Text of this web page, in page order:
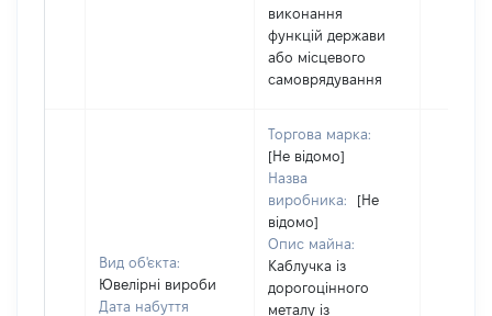
виконання
функцій держави
або місцевого
самоврядування
Вид об'єкта:
Ювелірні вироби
Дата набуття
Торгова марка:
[Не відомо]
Назва
виробника:
[Не
відомо]
Опис майна:
Каблучка із
дорогоцінного
металу із